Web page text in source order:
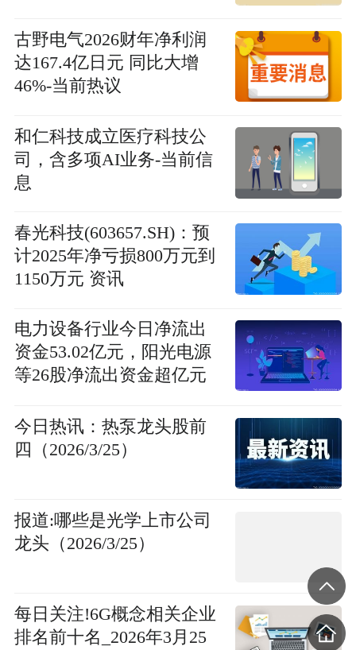
古野电气2026财年净利润
达167.4亿日元 同比大增
46%-当前热议
和仁科技成立医疗科技公
司，含多项AI业务-当前信
息
春光科技(603657.SH)：预
计2025年净亏损800万元到
1150万元 资讯
电力设备行业今日净流出
资金53.02亿元，阳光电源
等26股净流出资金超亿元
今日热讯：热泵龙头股前
四（2026/3/25）
报道:哪些是光学上市公司
龙头（2026/3/25）
每日关注!6G概念相关企业
排名前十名_2026年3月25